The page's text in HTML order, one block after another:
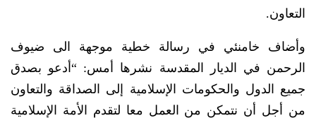
التعاون.
وأضاف خامنئي في رسالة خطية موجهة الى ضيوف
الرحمن في الديار المقدسة نشرها أمس: “أدعو بصدق
جميع الدول والحكومات الإسلامية إلى الصداقة والتعاون
من أجل أن نتمكن من العمل معا لتقدم الأمة الإسلامية